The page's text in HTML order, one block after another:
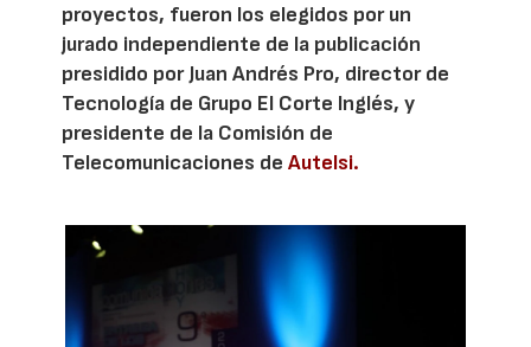
proyectos, fueron los elegidos por un
jurado independiente de la publicación
presidido por Juan Andrés Pro, director de
Tecnología de Grupo El Corte Inglés, y
presidente de la Comisión de
Telecomunicaciones deAutelsi.